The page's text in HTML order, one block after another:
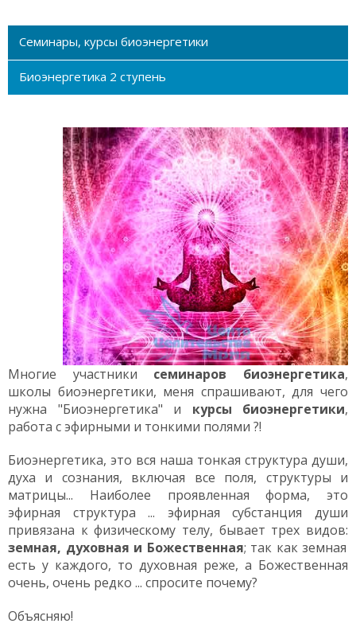
Семинары, курсы биоэнергетики
Биоэнергетика 2 ступень
Многие участники семинаров биоэнергетика,
школы биоэнергетики, меня спрашивают, для чего
нужна "Биоэнергетика" и курсы биоэнергетики,
работа с эфирными и тонкими полями ?!
Биоэнергетика, это вся наша тонкая структура души,
духа и сознания, включая все поля, структуры и
матрицы... Наиболее проявленная форма, это
эфирная структура ... эфирная субстанция души
привязана к физическому телу, бывает трех видов:
земная, духовная и Божественная; так как земная
есть у каждого, то духовная реже, а Божественная
очень, очень редко ... спросите почему?
Объясняю!